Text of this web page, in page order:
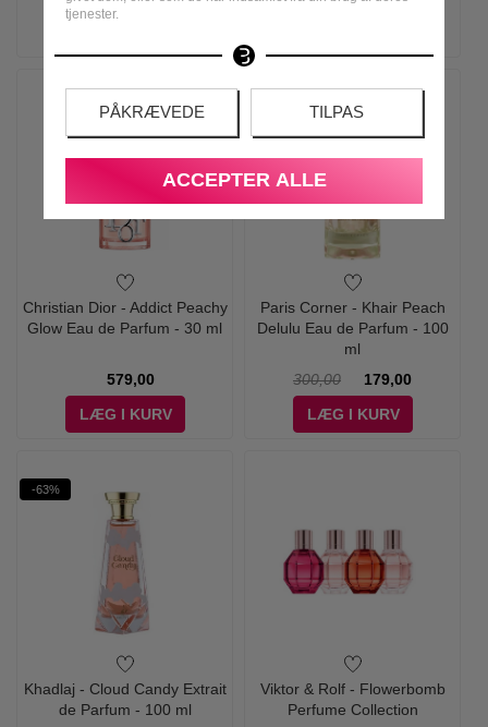
tjenester.
PÅKRÆVEDE TILPAS
ACCEPTER ALLE
Christian Dior - Addict Peachy
Glow Eau de Parfum - 30 ml
579,00
LÆG I KURV
Paris Corner - Khair Peach
Delulu Eau de Parfum - 100
ml
300,00
179,00
LÆG I KURV
-63%
Khadlaj - Cloud Candy Extrait
de Parfum - 100 ml
Viktor & Rolf - Flowerbomb
Perfume Collection